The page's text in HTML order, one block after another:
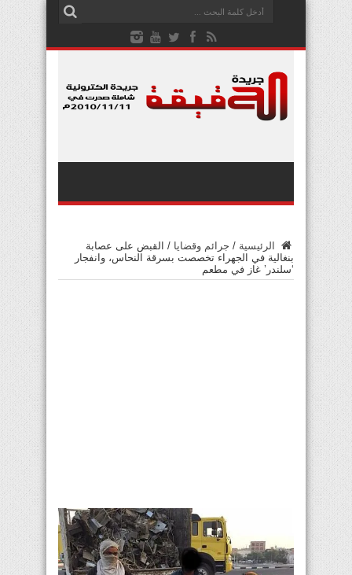
الرئيسية / جرائم وقضايا / القبض على عصابة
بنغالية في الجهراء تخصصت بسرقة النحاس، وانفجار
‘سلندر’ غاز في مطعم